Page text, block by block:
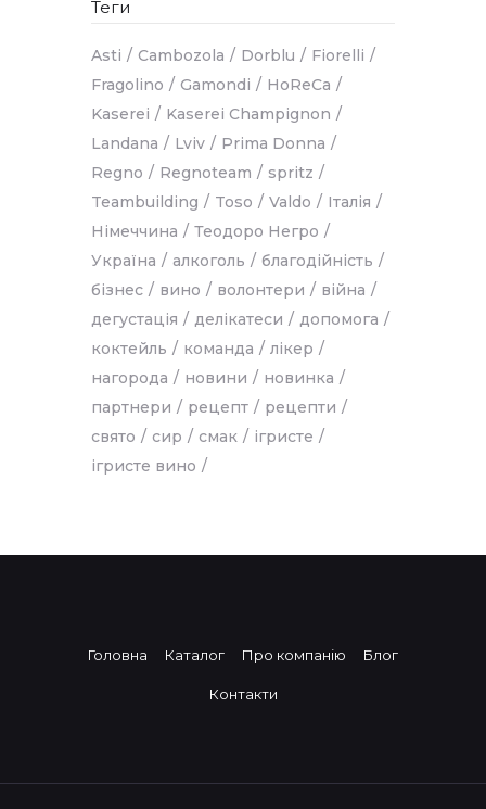
Теги
Asti Cambozola Dorblu
Fiorelli
Fragolino
Gamondi
HoReCa
Kaserei
Kaserei Champignon
Landana
Lviv
Prima Donna
Regno
Regnoteam
spritz
Teambuilding
Toso Valdo
Італія
Німеччина
Теодоро Негро
Україна
алкоголь
благодійність
бізнес
вино волонтери
війна
дегустація
делікатеси
допомога
коктейль
команда
лікер
нагорода
новини
новинка
партнери
рецепт
рецепти
свято
сир смак
ігристе
ігристе вино
Головна Каталог Про компанію Блог
Контакти